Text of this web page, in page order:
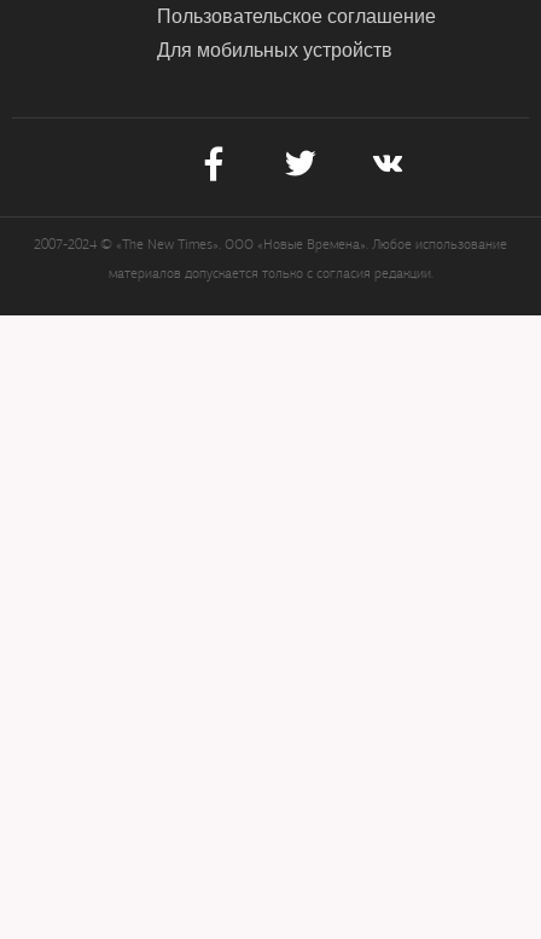
Пользовательское соглашение
Для мобильных устройств
2007-2024 © «The New Times». ООО «Новые Времена». Любое использование
материалов допускается только с согласия редакции.